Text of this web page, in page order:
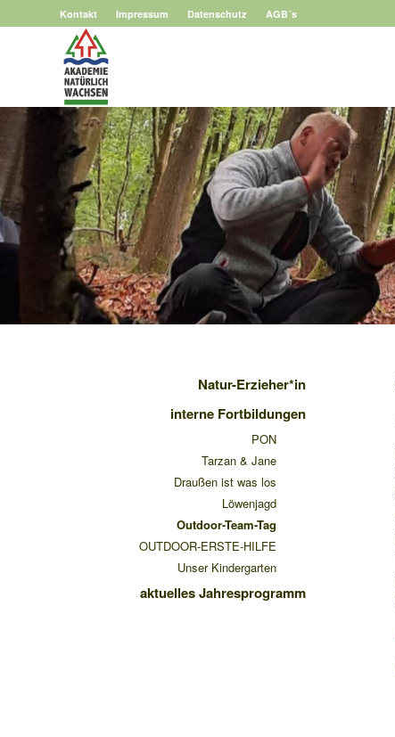
Kontakt Impressum Datenschutz AGB´s
Natur-Erzieher*in
interne Fortbildungen
PON
Tarzan & Jane
Draußen ist was los
Löwenjagd
Outdoor-Team-Tag
OUTDOOR-ERSTE-HILFE
Unser Kindergarten
aktuelles Jahresprogramm